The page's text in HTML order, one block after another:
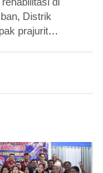
Distrik
prajurit…